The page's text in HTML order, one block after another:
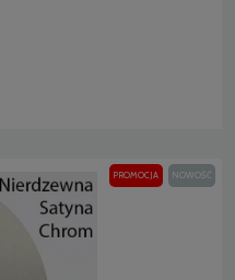
PROMOCJA NOWOŚĆ